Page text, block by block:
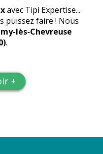
avec Tipi Expertise...
puissez faire ! Nous
lès-Chevreuse
.
+